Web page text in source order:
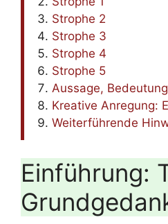
Strophe 2
Strophe 3
Strophe 4
Strophe 5
Aussage,
Kreative Anregung:
Weiterführende
Einführung: